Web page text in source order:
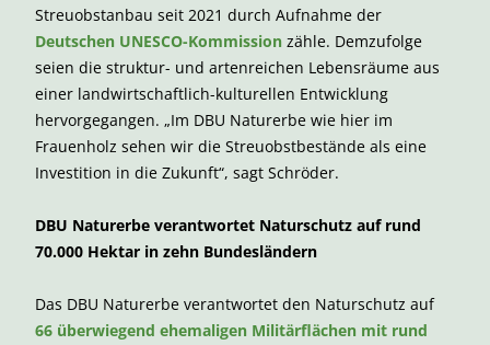
Streuobstanbau seit 2021 durch Aufnahme der
Deutschen UNESCO-Kommission zähle. Demzufolge
seien die struktur- und artenreichen Lebensräume aus
einer landwirtschaftlich-kulturellen Entwicklung
hervorgegangen. „Im DBU Naturerbe wie hier im
Frauenholz sehen wir die Streuobstbestände als eine
Investition in die Zukunft“, sagt Schröder.
DBU Naturerbe verantwortet Naturschutz auf rund
70.000 Hektar in zehn Bundesländern
Das DBU Naturerbe verantwortet den Naturschutz auf
66 überwiegend ehemaligen Militärflächen mit rund